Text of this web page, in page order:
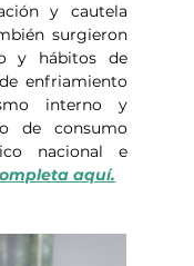
y cautela
surgieron
y hábitos de
enfriamiento
interno y
de consumo
nacional e
aquí.